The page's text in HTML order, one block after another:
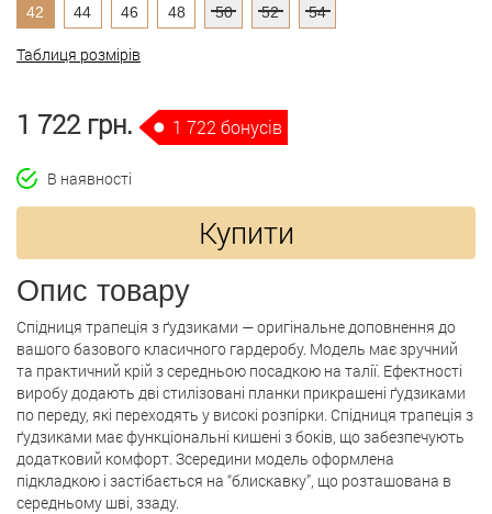
42 44 46 48 50 52 54
Таблиця розмірів
1 722 грн. 1 722 бонусів
В наявності
Купити
Опис товару
Спідниця трапеція з ґудзиками — оригінальне доповнення до
вашого базового класичного гардеробу. Модель має зручний
та практичний крій з середньою посадкою на талії. Ефектності
виробу додають дві стилізовані планки прикрашені ґудзиками
по переду, які переходять у високі розпірки. Спідниця трапеція з
ґудзиками має функціональні кишені з боків, що забезпечують
додатковий комфорт. Зсередини модель оформлена
підкладкою і застібається на “блискавку”, що розташована в
середньому шві, ззаду.